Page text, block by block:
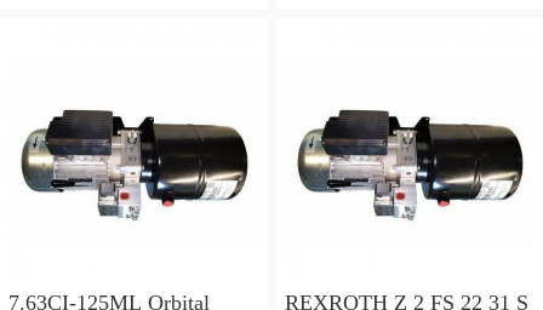
7.63CI-125ML Orbital REXROTH Z 2 FS 22 31 S